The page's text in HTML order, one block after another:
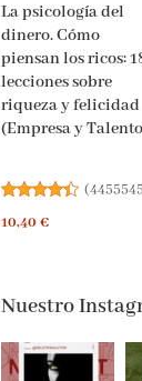
La psicología del
dinero. Cómo
piensan los ricos:
lecciones sobre
riqueza y felicidad
(Empresa y
(4455545
10,40 €
Nuestro